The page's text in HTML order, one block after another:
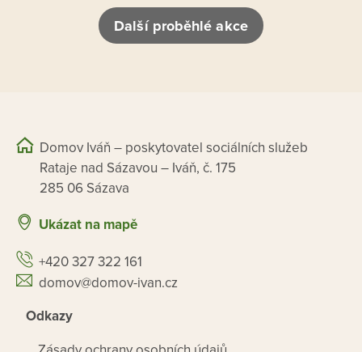
Další proběhlé akce
Domov Iváň – poskytovatel sociálních služeb
Rataje nad Sázavou – Iváň, č. 175
285 06 Sázava
Ukázat na mapě
+420 327 322 161
domov@domov-ivan.cz
Odkazy